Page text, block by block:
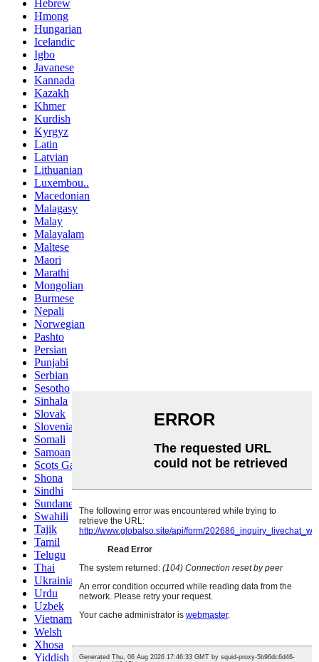
Hebrew
Hmong
Hungarian
Icelandic
Igbo
Javanese
Kannada
Kazakh
Khmer
Kurdish
Kyrgyz
Latin
Latvian
Lithuanian
Luxembou..
Macedonian
Malagasy
Malay
Malayalam
Maltese
Maori
Marathi
Mongolian
Burmese
Nepali
Norwegian
Pashto
Persian
Punjabi
Serbian
Sesotho
Sinhala
Slovak
Slovenian
Somali
Samoan
Scots Gaelic
Shona
Sindhi
Sundanese
Swahili
Tajik
Tamil
Telugu
Thai
Ukrainian
Urdu
Uzbek
Vietnamese
Welsh
Xhosa
Yiddish